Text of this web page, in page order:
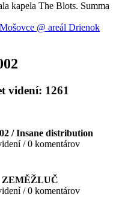
kapela The Blots. Summa
@ areál Drienok
videní: 1261
/ Insane distribution
/ 0 komentárov
ZEMĚŽLUČ
/ 0 komentárov